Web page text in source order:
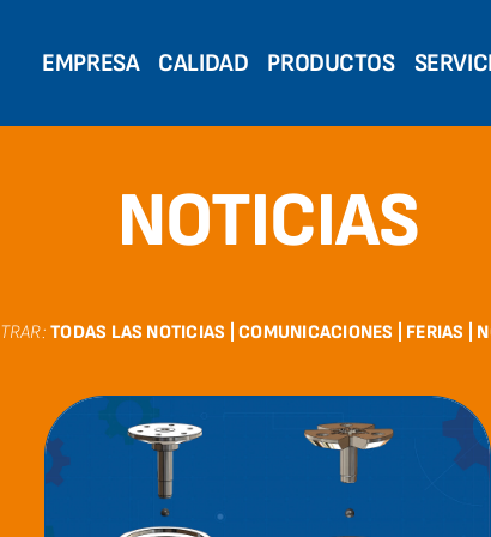
EMPRESA CALIDAD PRODUCTOS
NOTICIAS
TODAS LAS NOTICIAS |COMUNICACIONES FERIAS